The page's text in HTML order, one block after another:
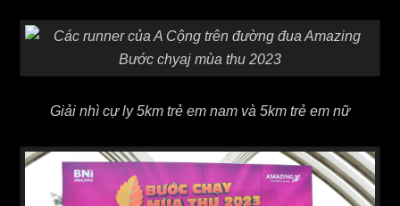
Giải nhì cự ly 5km trẻ em nam và 5km trẻ em nữ